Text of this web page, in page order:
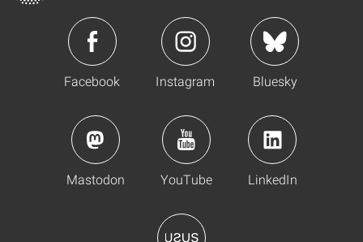
Facebook Instagram Bluesky
Mastodon YouTube LinkedIn